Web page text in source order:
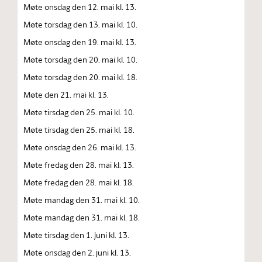
Møte onsdag den 12. mai kl. 13.
Møte torsdag den 13. mai kl. 10.
Møte onsdag den 19. mai kl. 13.
Møte torsdag den 20. mai kl. 10.
Møte torsdag den 20. mai kl. 18.
Møte den 21. mai kl. 13.
Møte tirsdag den 25. mai kl. 10.
Møte tirsdag den 25. mai kl. 18.
Møte onsdag den 26. mai kl. 13.
Møte fredag den 28. mai kl. 13.
Møte fredag den 28. mai kl. 18.
Møte mandag den 31. mai kl. 10.
Møte mandag den 31. mai kl. 18.
Møte tirsdag den 1. juni kl. 13.
Møte onsdag den 2. juni kl. 13.